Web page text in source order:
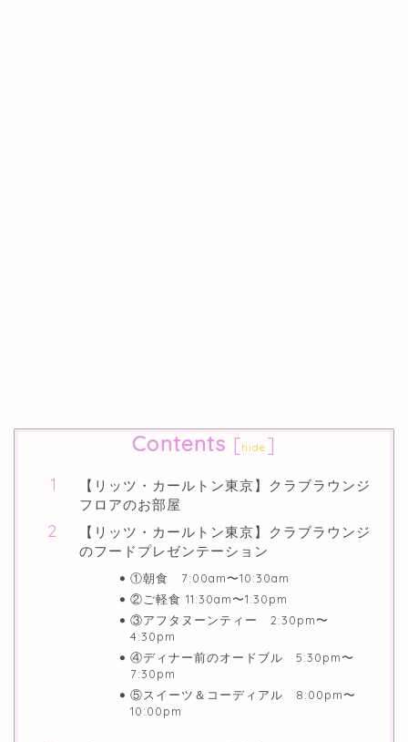
Contents [hide ]
【リッツ・カールトン東京】クラブラウンジ
フロアのお部屋
【リッツ・カールトン東京】クラブラウンジ
のフードプレゼンテーション
①朝食 7:00am〜10:30am
②ご軽食 11:30am〜1:30pm
③アフタヌーンティー 2:30pm〜
4:30pm
④ディナー前のオードブル 5:30pm〜
7:30pm
⑤スイーツ＆コーディアル 8:00pm〜
10:00pm